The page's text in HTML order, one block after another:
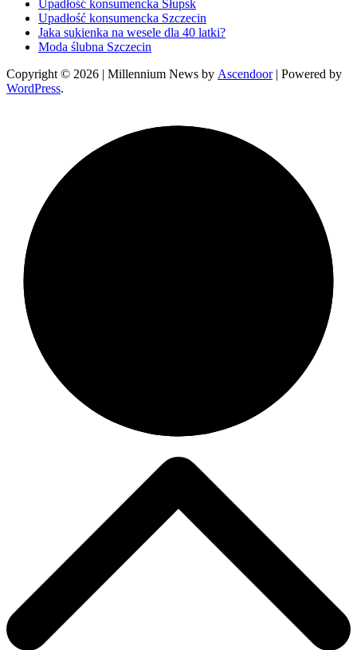
Upadłość konsumencka Słupsk
Upadłość konsumencka Szczecin
Jaka sukienka na wesele dla 40 latki?
Moda ślubna Szczecin
Copyright © 2026 | Millennium News by Ascendoor| Powered by
WordPress.